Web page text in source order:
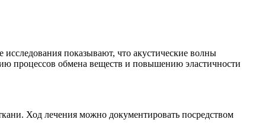
показывают, что акустические волны
процессов обмена веществ и повышению эластичности
Ход лечения можно документировать посредством